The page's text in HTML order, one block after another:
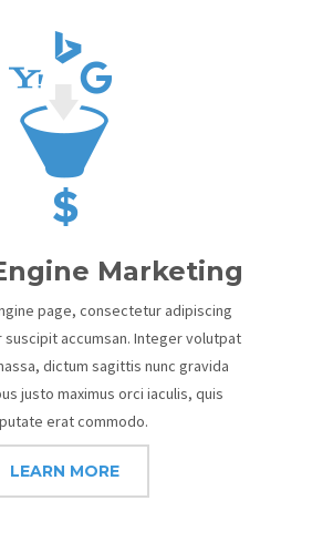
Marketing
page, consectetur adipiscing
suscipit accumsan. Integer volutpat
dictum sagittis nunc gravida
justo maximus orci iaculis, quis
erat commodo.
LEARN MORE